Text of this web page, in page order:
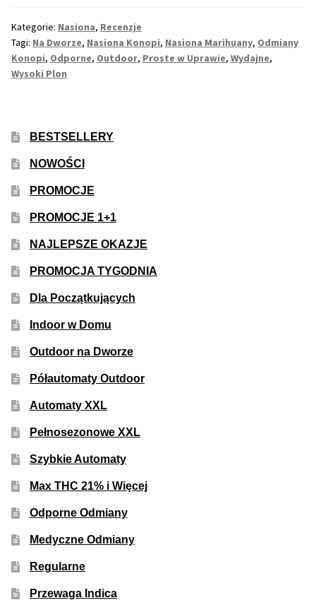
Blog
menu
GRATIS
Harmonogram Outdoor
Formy i Koszt Wysyłki
Odbiór Osobisty
Wydajnych
Odmian
Kategorie: Nasiona, Recenzje
Tagi: Na Dworze, Nasiona Konopi, Nasiona Marihuany, Odmiany
Konopi, Odporne, Outdoor, Proste w Uprawie, Wydajne,
Wysoki Plon
BESTSELLERY
NOWOŚCI
PROMOCJE
PROMOCJE 1+1
NAJLEPSZE OKAZJE
PROMOCJA TYGODNIA
Dla Początkujących
Indoor w Domu
Outdoor na Dworze
Półautomaty Outdoor
Automaty XXL
Pełnosezonowe XXL
Szybkie Automaty
Max THC 21% i Więcej
Odporne Odmiany
Medyczne Odmiany
Regularne
Przewaga Indica